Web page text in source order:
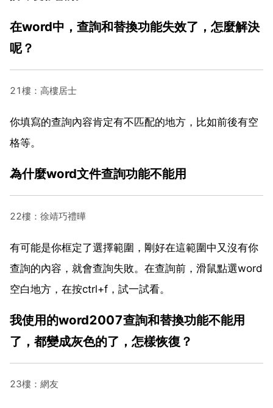
在word中，查詢和替換功能失效了，怎麼解決
呢？
21樓：高樓居士
你填寫的查詢內容肯定有不匹配的地方，比如前後有空
格等。
為什麼word文件查詢功能不能用
22樓：徐靖巧禮曄
有可能是你框定了選擇範圍，剛好在這範圍中又沒有你
查詢的內容，就會查詢失敗。在查詢前，滑鼠點選word
空白地方，在按ctrl+f，試一試看。
我使用的word2007查詢和替換功能不能用
了，都變成灰色的了，怎樣恢復？
23樓：網友